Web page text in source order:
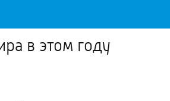
в этом году